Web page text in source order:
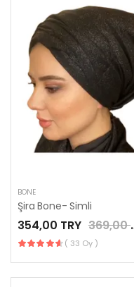
BONE
Şira Bone- Simli
354,00 TRY 369,00 TRY
( 33 Oy )